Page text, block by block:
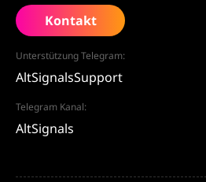
Kontakt
Unterstützung Telegram:
AltSignalsSupport
Telegram Kanal:
AltSignals